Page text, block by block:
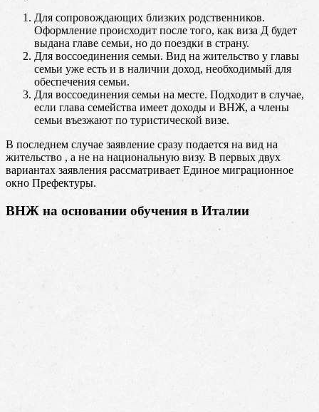
Для сопровождающих близких родственников.
Оформление происходит после того, как виза Д будет
выдана главе семьи, но до поездки в страну.
Для воссоединения семьи. Вид на жительство у главы
семьи уже есть и в наличии доход, необходимый для
обеспечения семьи.
Для воссоединения семьи на месте. Подходит в случае,
если глава семейства имеет доходы и ВНЖ, а члены
семьи въезжают по туристической визе.
В последнем случае заявление сразу подается на вид на
жительство , а не на национальную визу. В первых двух
вариантах заявления рассматривает Единое миграционное
окно Префектуры.
ВНЖ на основании обучения в Италии